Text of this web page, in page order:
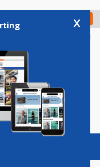
Check in
Vacatures
x